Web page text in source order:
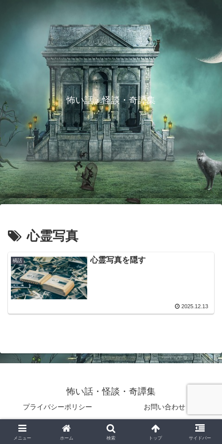
怖い話・怪談・奇譚集
心霊写真
禍話 心霊写真を隠す
2025.12.13
怖い話・怪談・奇譚集
プライバシーポリシー お問い合わせ
© 2025 怖い話・怪談・奇譚集.
メニュー ホーム 検索 トップ サイドバー